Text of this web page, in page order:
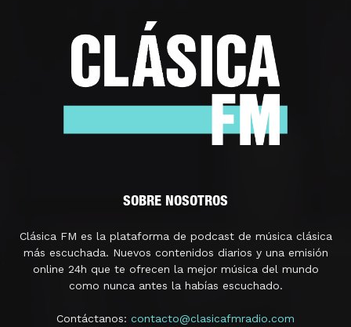
SOBRE NOSOTROS
Clásica FM es la plataforma de podcast de música clásica
más escuchada. Nuevos contenidos diarios y una emisión
online 24h que te ofrecen la mejor música del mundo
como nunca antes la habías escuchado.
Contáctanos: contacto@clasicafmradio.com